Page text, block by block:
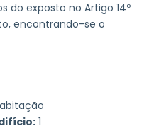
do exposto no Artigo 14º
encontrando-se o
1